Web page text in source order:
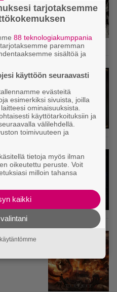
Vai
& The
tiedä,
ei
jo
Battle
tarjotaksemme
88 teknologiakumppania
paremman
sisältöä ja
käyttöön seuraavasti
evästeitä
esimerkiksi sivuista, joilla
ominaisuuksista.
käyttötarkoituksiin ja
välilehdellä.
toimivuuteen ja
tietoja myös ilman
oikeutettu peruste. Voit
milloin tahansa
kaikki